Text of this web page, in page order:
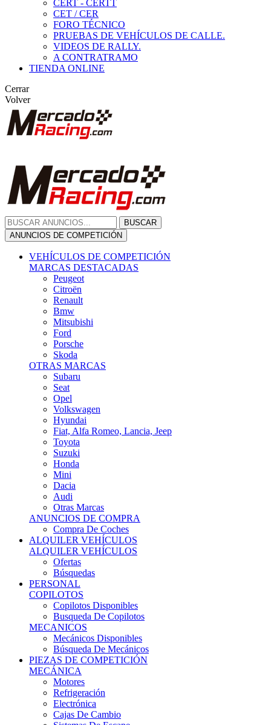
CERT - CERTT
CET / CER
FORO TÉCNICO
PRUEBAS DE VEHÍCULOS DE CALLE.
VIDEOS DE RALLY.
A CONTRATRAMO
TIENDA ONLINE
Cerrar
Volver
BUSCAR
ANUNCIOS DE COMPETICIÓN
VEHÍCULOS DE COMPETICIÓN
MARCAS DESTACADAS
Peugeot
Citroën
Renault
Bmw
Mitsubishi
Ford
Porsche
Skoda
OTRAS MARCAS
Subaru
Seat
Opel
Volkswagen
Hyundai
Fiat, Alfa Romeo, Lancia, Jeep
Toyota
Suzuki
Honda
Mini
Dacia
Audi
Otras Marcas
ANUNCIOS DE COMPRA
Compra De Coches
ALQUILER VEHÍCULOS
ALQUILER VEHÍCULOS
Ofertas
Búsquedas
PERSONAL
COPILOTOS
Copilotos Disponibles
Busqueda De Copilotos
MECANICOS
Mecánicos Disponibles
Búsqueda De Mecánicos
PIEZAS DE COMPETICIÓN
MECÁNICA
Motores
Refrigeración
Electrónica
Cajas De Cambio
Sistemas De Escape
Carrocería